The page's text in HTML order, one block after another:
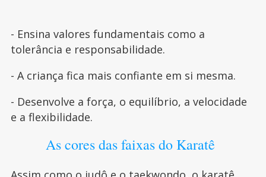
- Ensina valores fundamentais como a
tolerância e responsabilidade.
- A criança fica mais confiante em si mesma.
- Desenvolve a força, o equilíbrio, a velocidade
e a flexibilidade.
As cores das faixas do Karatê